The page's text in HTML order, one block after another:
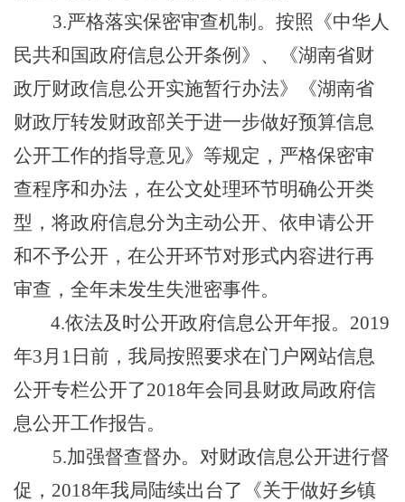
3.严格落实保密审查机制。按照《中华人
民共和国政府信息公开条例》、《湖南省财
政厅财政信息公开实施暂行办法》《湖南省
财政厅转发财政部关于进一步做好预算信息
公开工作的指导意见》等规定，严格保密审
查程序和办法，在公文处理环节明确公开类
型，将政府信息分为主动公开、依申请公开
和不予公开，在公开环节对形式内容进行再
审查，全年未发生失泄密事件。
4.依法及时公开政府信息公开年报。 2019
年3 月 1 日 前 ，我局按照要求在门户网站信息
公开专栏公开了2018年会同县财政局政府信
息公开工作报告。
5.加强督查督办。对财政信息公开进行督
促， 2018年我局陆续出台了《关于做好乡镇